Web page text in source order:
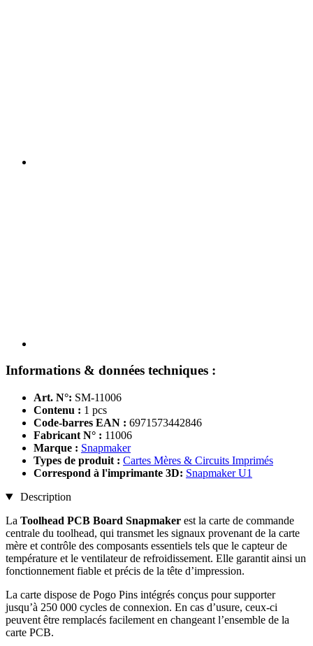
Informations & données techniques :
Art. N°: SM-11006
Contenu : 1 pcs
Code-barres EAN : 6971573442846
Fabricant N° : 11006
Marque : Snapmaker
Types de produit : Cartes Mères & Circuits Imprimés
Correspond à l'imprimante 3D: Snapmaker U1
Description
La Toolhead PCB Board Snapmaker est la carte de commande
centrale du toolhead, qui transmet les signaux provenant de la carte
mère et contrôle des composants essentiels tels que le capteur de
température et le ventilateur de refroidissement. Elle garantit ainsi un
fonctionnement fiable et précis de la tête d’impression.
La carte dispose de Pogo Pins intégrés conçus pour supporter
jusqu’à 250 000 cycles de connexion. En cas d’usure, ceux-ci
peuvent être remplacés facilement en changeant l’ensemble de la
carte PCB.